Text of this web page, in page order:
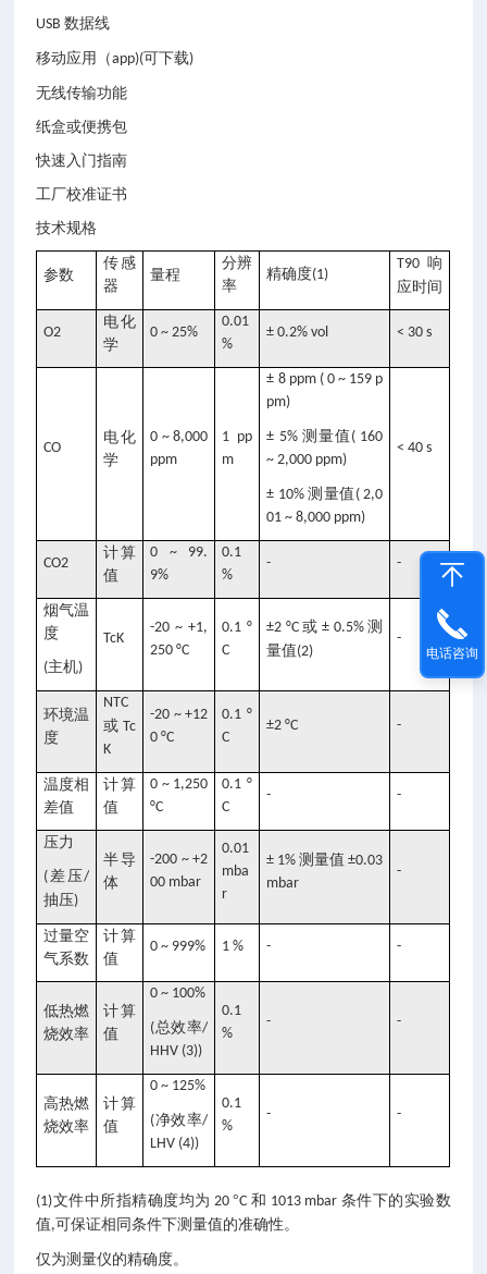
USB数据线
移动应用（app)(可下载)
无线传输功能
纸盒或便携包
快速入门指南
工厂校准证书
技术规格
参数
传感
器
量程
分辨
率
精确度(1)
T90响
应时间
O2
电化
学
0 ~ 25%
0.01
%
± 0.2% vol < 30 s
CO
电化
学
0 ~ 8,000
ppm
1 pp
m
± 8 ppm ( 0 ~ 159 p
pm)
± 5% 测量值 ( 160
~ 2,000 ppm)
± 10%测量值 ( 2,0
01 ~ 8,000 ppm)
< 40 s
CO2
计算
值
0 ~ 99.
9%
0.1
%
- -
烟气温
度
(主机)
TcK
-20 ~ +1,
250 °C
0.1 °
C
±2 °C或 ± 0.5%测
量值(2)
-
环境温
度
NTC
或 Tc
K
-20 ~ +12
0 °C
0.1 °
C
±2 °C -
温度相
差值
计算
值
0 ~ 1,250
°C
0.1 °
C
- -
压力
( 差压/
抽压)
半导
体
-200 ~ +2
00 mbar
0.01
mba
r
± 1%测量值 ±0.03
mbar
-
过量空
气系数
计算
值
0 ~ 999% 1 % - -
低热燃
烧效率
计算
值
0 ~ 100%
(总效率/
HHV (3))
0.1
%
- -
高热燃
烧效率
计算
值
0 ~ 125%
(净效率/
LHV (4))
0.1
%
- -
(1)文件中所指精确度均为 20°C 和 1013 mbar 条件下的实验数
值,可保证相同条件下测量值的准确性。
仅为测量仪的精确度。
电话咨询